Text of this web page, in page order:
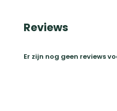
Reviews
Er zijn nog geen reviews